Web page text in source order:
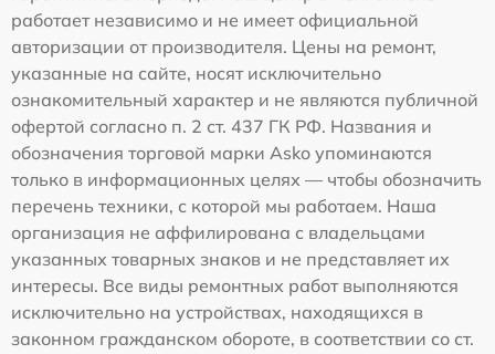
работает независимо и не имеет официальной
авторизации от производителя. Цены на ремонт,
указанные на сайте, носят исключительно
ознакомительный характер и не являются публичной
офертой согласно п. 2 ст. 437 ГК РФ. Названия и
обозначения торговой марки Asko упоминаются
только в информационных целях — чтобы обозначить
перечень техники, с которой мы работаем. Наша
организация не аффилирована с владельцами
указанных товарных знаков и не представляет их
интересы. Все виды ремонтных работ выполняются
исключительно на устройствах, находящихся в
законном гражданском обороте, в соответствии со ст.